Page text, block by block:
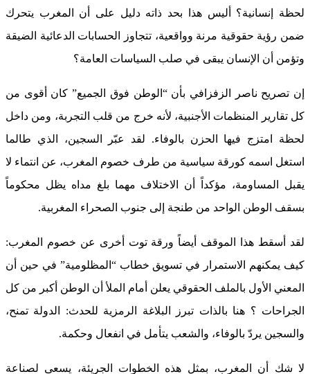
لحظة إنسانية؟ أليس هذا بحد ذاته دليل على أن المغرب يتحرك
ضمن رؤية حقوقية مرنة وواقعية، تتجاوز الحسابات الدعائية الضيقة
وتؤمن أن الإنسان يبقى في صلب السياسات العامة؟
إن تصريح ناصر الزفزافي بأن “الوطن فوق الجميع” كان أقوى من
كل تقارير المنظمات الأجنبية، لأنه خرج من قلب التجربة، ومن داخل
لحظة امتزج فيها الحزن بالوفاء. لقد عبّر السجين، الذي طالما
استغل اسمه كورقة سياسية من طرف خصوم المغرب، عن انتماء لا
يقبل المساومة، مؤكداً أن الاختلاف مهما بلغ مداه يظل محكوماً
بسقف الوطن الواحد من طنجة إلى جنوب الصحراء المغربية.
لقد أسقط هذا الموقف أيضاً ورقة توت أخرى عن خصوم المغرب:
كيف يمكنهم الاستمرار في تسويق خطاب “المظلومية” في حين أن
المعني الأول بالملف الحقوقي يعلن أمام الملأ أن الوطن أكبر من كل
الجراحات ؟ هنا بالذات تبرز البلاغة الرمزية للحدث: الدولة تمنح،
والسجين يردّ بالوفاء، والشعب يتأمل في انفعال وحكمة.
لا شك أن المغرب، بمثل هذه الخطوات الجريئة، يسعى لصناعة